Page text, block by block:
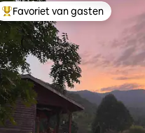
van 4,92 op 5, 289
Topfavoriet van gasten
Favoriet van gasten